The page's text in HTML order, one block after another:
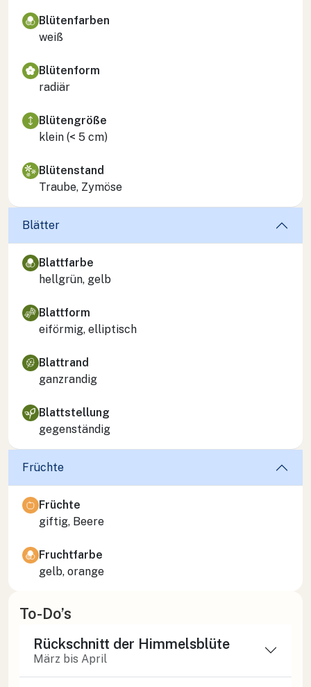
Blütenfarben
weiß
Blütenform
radiär
Blütengröße
klein (< 5 cm)
Blütenstand
Traube, Zymöse
Blätter
Blattfarbe
hellgrün, gelb
Blattform
eiförmig, elliptisch
Blattrand
ganzrandig
Blattstellung
gegenständig
Früchte
Früchte
giftig, Beere
Fruchtfarbe
gelb, orange
To-Do’s
Rückschnitt der Himmelsblüte
März bis April